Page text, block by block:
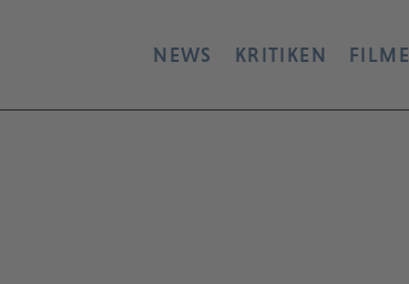
NEWS KRITIKEN FILME